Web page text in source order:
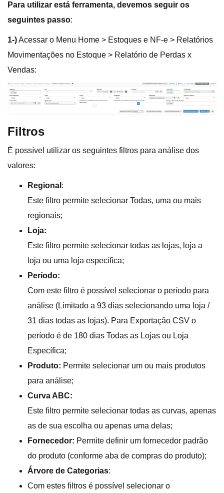
Para utilizar está ferramenta, devemos seguir os
seguintes passo:
1-)Acessar o Menu Home > Estoques e NF-e > Relatórios
Movimentações no Estoque > Relatório de Perdas x
Vendas:
Filtros
É possível utilizar os seguintes filtros para análise dos
valores:
Regional :
Este filtro permite selecionar Todas, uma ou mais
regionais;
Loja:
Este filtro permite selecionar todas as lojas, loja a
loja ou uma loja específica;
Período:
Com este filtro é possível selecionar o período para
análise (Limitado a 93 dias selecionando uma loja /
31 dias todas as lojas). Para Exportação CSV o
período é de 180 dias Todas as Lojas ou Loja
Específica;
Produto: Permite selecionar um ou mais produtos
para análise;
Curva ABC:
Este filtro permite selecionar todas as curvas, apenas
as de sua escolha ou apenas uma delas;
Fornecedor: Permite definir um fornecedor padrão
do produto (conforme aba de compras do produto);
Árvore de Categorias:
Com estes filtros é possível selecionar o